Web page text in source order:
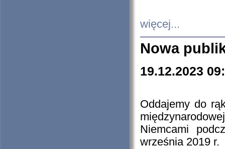
więcej...
Nowa
19.12.2023
Oddajemy do
Niemcami
września 2019 r.